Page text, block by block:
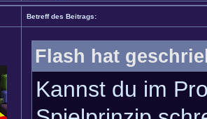
Betreff des Beitrags:
Flash hat
Kannst du im